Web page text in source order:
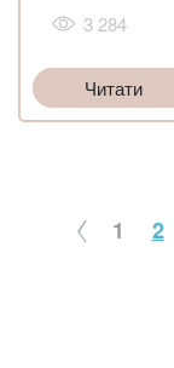
3 284
Читати
1 2